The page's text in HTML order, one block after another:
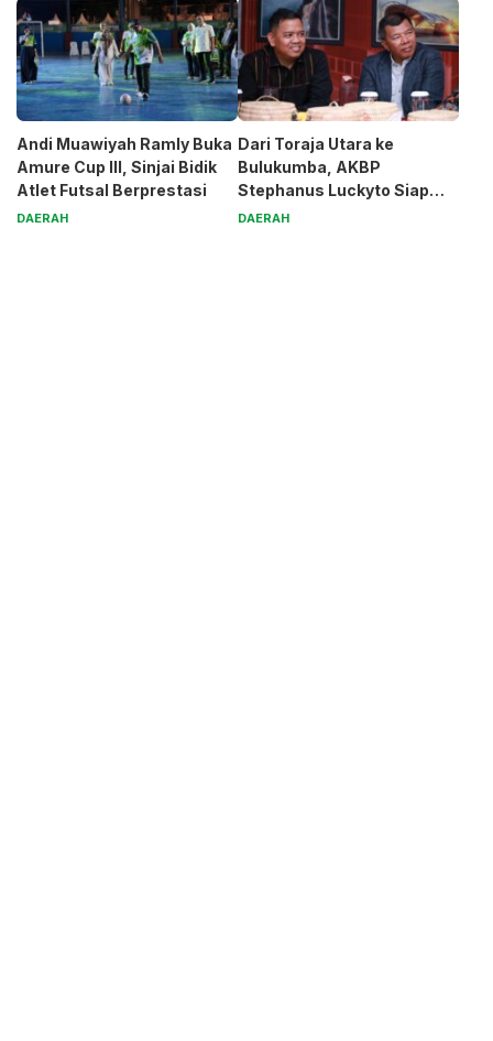
Andi Muawiyah Ramly Buka
Amure Cup III, Sinjai Bidik
Atlet Futsal Berprestasi
DAERAH
Dari Toraja Utara ke
Bulukumba, AKBP
Stephanus Luckyto Siap
Jaga Kamtibmas
DAERAH